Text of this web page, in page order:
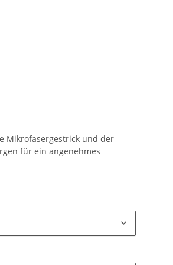
Mikrofasergestrick und der
für ein angenehmes